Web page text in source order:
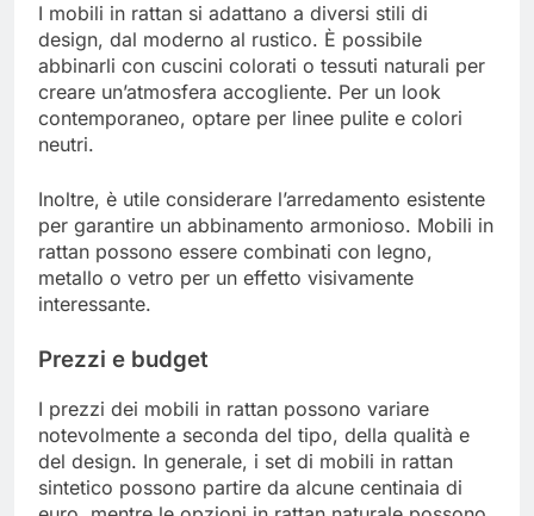
I mobili in rattan si adattano a diversi stili di
design, dal moderno al rustico. È possibile
abbinarli con cuscini colorati o tessuti naturali per
creare un’atmosfera accogliente. Per un look
contemporaneo, optare per linee pulite e colori
neutri.
Inoltre, è utile considerare l’arredamento esistente
per garantire un abbinamento armonioso. Mobili in
rattan possono essere combinati con legno,
metallo o vetro per un effetto visivamente
interessante.
Prezzi e budget
I prezzi dei mobili in rattan possono variare
notevolmente a seconda del tipo, della qualità e
del design. In generale, i set di mobili in rattan
sintetico possono partire da alcune centinaia di